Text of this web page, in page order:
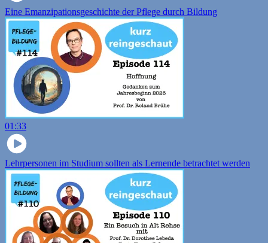
Eine Emanzipationsgeschichte der Pflege durch Bildung
01:33
Lehrpersonen im Studium sollten als Lernende betrachtet werden